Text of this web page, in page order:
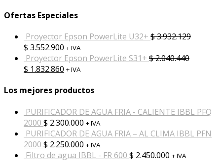
Ofertas Especiales
Proyector Epson PowerLite U32+ $3.932.129
$ 3.552.900 + IVA
Proyector Epson PowerLite S31+ $2.040.440
$ 1.832.860 + IVA
Los mejores productos
PURIFICADOR DE AGUA FRIA - CALIENTE IBBL PFQ
2000 $ 2.300.000 + IVA
PURIFICADOR DE AGUA FRIA – AL CLIMA IBBL PFN
2000 $ 2.250.000 + IVA
Filtro de agua IBBL - FR 600 $ 2.450.000 + IVA